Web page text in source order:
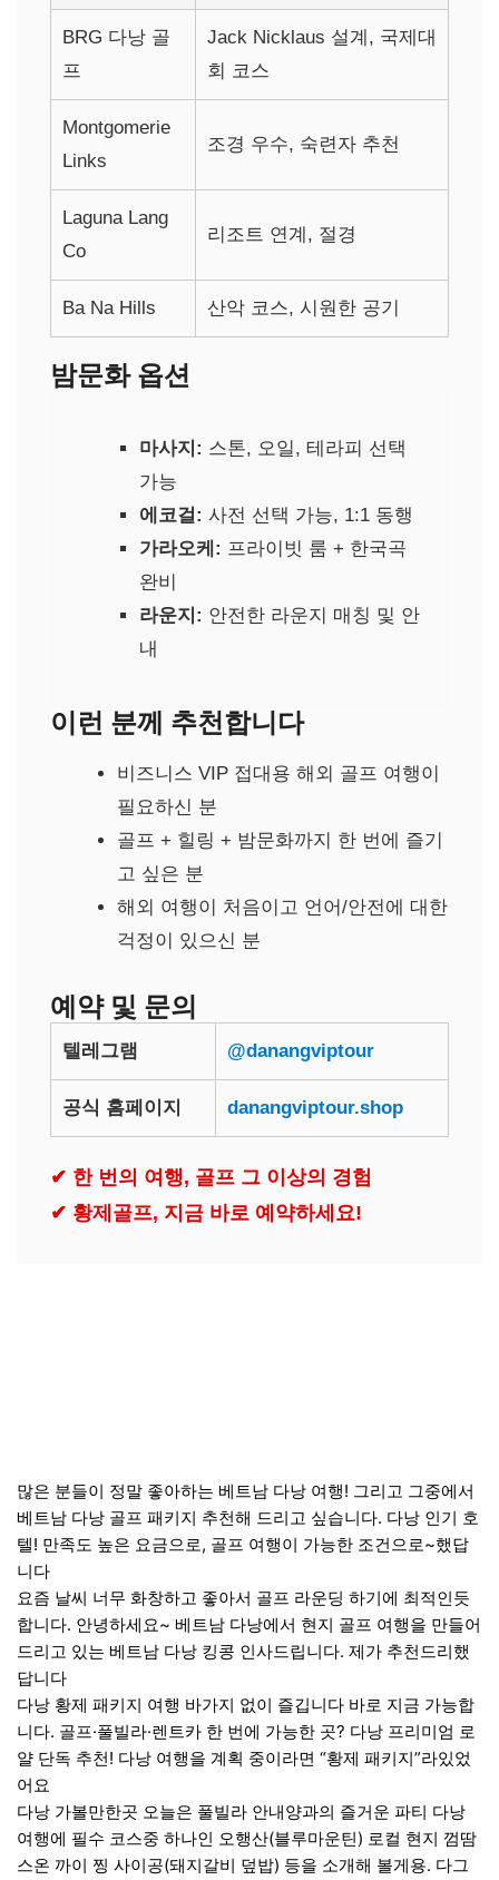
BRG 다낭 골
프
Jack Nicklaus 설계, 국제대
회 코스
Montgomerie
Links
조경 우수, 숙련자 추천
Laguna Lang
Co
리조트 연계, 절경
Ba Na Hills 산악 코스, 시원한 공기
밤문화 옵션
마사지: 스톤, 오일, 테라피 선택
가능
에코걸: 사전 선택 가능, 1:1 동행
가라오케: 프라이빗 룸 + 한국곡
완비
라운지: 안전한 라운지 매칭 및 안
내
이런 분께 추천합니다
비즈니스 VIP 접대용 해외 골프 여행이
필요하신 분
골프 + 힐링 + 밤문화까지 한 번에 즐기
고 싶은 분
해외 여행이 처음이고 언어/안전에 대한
걱정이 있으신 분
예약 및 문의
텔레그램 @danangviptour
공식 홈페이지 danangviptour.shop
✔ 한 번의 여행, 골프 그 이상의 경험
✔ 황제골프, 지금 바로 예약하세요!
많은 분들이 정말 좋아하는 베트남 다낭 여행! 그리고 그중에서
베트남 다낭 골프 패키지 추천해 드리고 싶습니다. 다낭 인기 호
텔! 만족도 높은 요금으로, 골프 여행이 가능한 조건으로~했답
니다
요즘 날씨 너무 화창하고 좋아서 골프 라운딩 하기에 최적인듯
합니다. 안녕하세요~ 베트남 다낭에서 현지 골프 여행을 만들어
드리고 있는 베트남 다낭 킹콩 인사드립니다. 제가 추천드리했
답니다
다낭 황제 패키지 여행 바가지 없이 즐깁니다 바로 지금 가능합
니다. 골프·풀빌라·렌트카 한 번에 가능한 곳? 다낭 프리미엄 로
얄 단독 추천! 다낭 여행을 계획 중이라면 “황제 패키지”라있었
어요
다낭 가볼만한곳 오늘은 풀빌라 안내양과의 즐거운 파티 다낭
여행에 필수 코스중 하나인 오행산(블루마운틴) 로컬 현지 껌땀
스온 까이 찡 사이공(돼지갈비 덮밥) 등을 소개해 볼게용. 다그